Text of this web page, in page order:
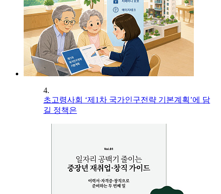
4.
초고령사회 ‘제1차 국가인구전략 기본계획’에 담
길 정책은